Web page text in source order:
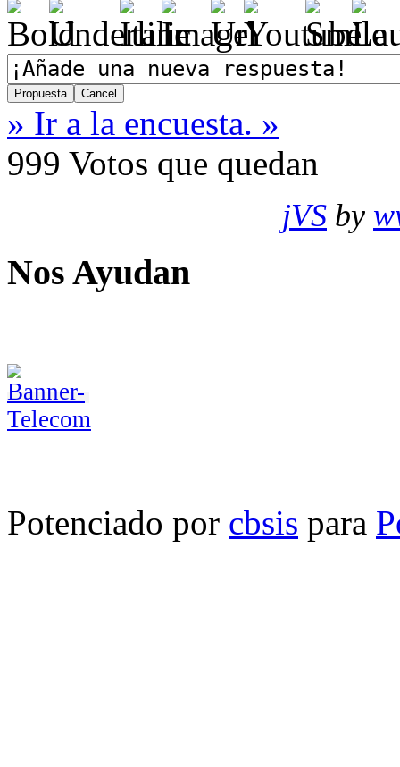
» Ir a la encuesta. »
999 Votos que quedan
jVS by
Nos Ayudan
Potenciado por cbsis para